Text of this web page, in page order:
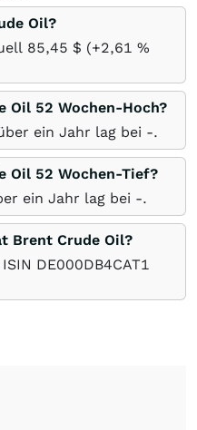
Oil?
85,45 $ (+2,61 %
Oil 52 Wochen-Hoch?
ein Jahr lag bei -.
Oil 52 Wochen-Tief?
ein Jahr lag bei -.
Brent Crude Oil?
DE000DB4CAT1